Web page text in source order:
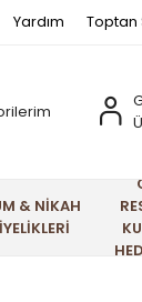
Yardım Toptan
& NİKAH